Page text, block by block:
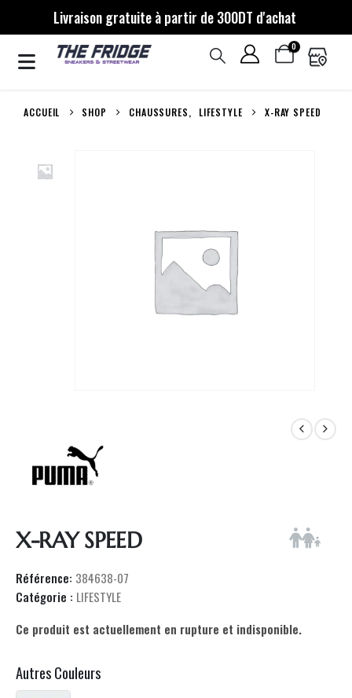
Livraison gratuite à partir de 300DT d'achat
0
ACCUEIL SHOP CHAUSSURES, LIFESTYLE X-RAY SPEED
X-RAY SPEED
Référence: 384638-07
Catégorie : LIFESTYLE
Ce produit est actuellement en rupture et indisponible.
Autres Couleurs